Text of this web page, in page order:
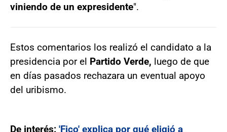
viniendo de un expresidente".
Estos comentarios los realizó el candidato a la
presidencia por el Partido Verde, luego de que
en días pasados rechazara un eventual apoyo
del uribismo.
De interés: 'Fico' explica por qué eligió a